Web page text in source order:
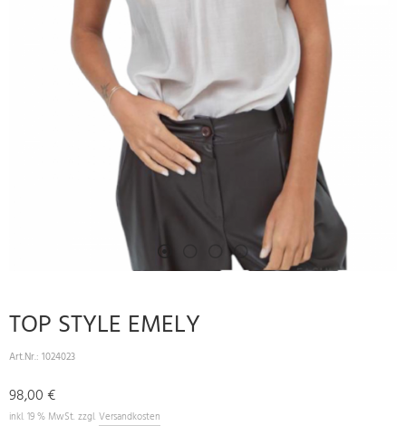
TOP STYLE EMELY
Art.Nr.: 1024023
98,00 €
inkl. 19 % MwSt. zzgl. Versandkosten